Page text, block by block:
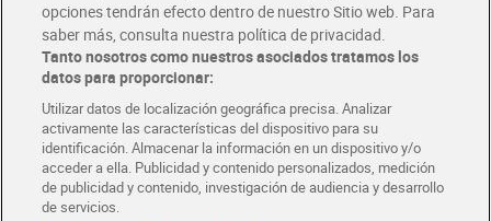
Tarjeta MaX Dia
Te devuelve hasta 8€/mes de tus compras.
¡Solicita tu tarjeta de crédito aquí!
COMER MEJOR CADA DIA
COLABORA CON DIA ABRE TU TIENDA DIA CORPORATE
opciones tendrán efecto dentro de nuestro Sitio web. Para
saber más, consulta nuestra política de privacidad.
Tanto nosotros como nuestros asociados tratamos los
datos para proporcionar:
Utilizar datos de localización geográfica precisa. Analizar
activamente las características del dispositivo para su
identificación. Almacenar la información en un dispositivo y/o
acceder a ella. Publicidad y contenido personalizados, medición
de publicidad y contenido, investigación de audiencia y desarrollo
de servicios.